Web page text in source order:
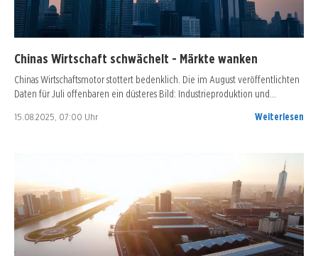
Chinas Wirtschaft schwächelt - Märkte wanken
Chinas Wirtschaftsmotor stottert bedenklich. Die im August veröffentlichten
Daten für Juli offenbaren ein düsteres Bild: Industrieproduktion und…
15.08.2025, 07:00 Uhr Weiterlesen